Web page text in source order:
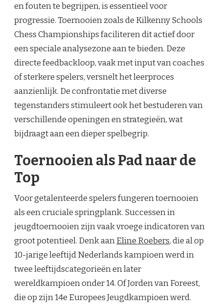
en fouten te begrijpen, is essentieel voor
progressie. Toernooien zoals de Kilkenny Schools
Chess Championships faciliteren dit actief door
een speciale analysezone aan te bieden. Deze
directe feedbackloop, vaak met input van coaches
of sterkere spelers, versnelt het leerproces
aanzienlijk. De confrontatie met diverse
tegenstanders stimuleert ook het bestuderen van
verschillende openingen en strategieën, wat
bijdraagt aan een dieper spelbegrip.
Toernooien als Pad naar de
Top
Voor getalenteerde spelers fungeren toernooien
als een cruciale springplank. Successen in
jeugdtoernooien zijn vaak vroege indicatoren van
groot potentieel. Denk aanEline Roebers, die al op
10-jarige leeftijd Nederlands kampioen werd in
twee leeftijdscategorieën en later
wereldkampioen onder 14. Of Jorden van Foreest,
die op zijn 14e Europees Jeugdkampioen werd.